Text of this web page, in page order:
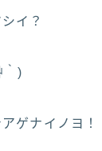
イ？
｀)
ゲナイノヨ！